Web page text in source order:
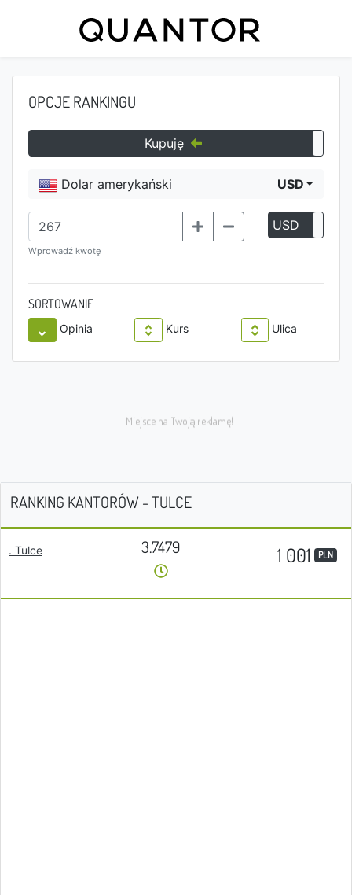
OPCJE RANKINGU
Kupuję
Dolar amerykański USD
Wprowadź kwotę
USD
SORTOWANIE
Opinia Kurs Ulica
RANKING KANTORÓW - TULCE
. Tulce 3.7479 1 001 PLN